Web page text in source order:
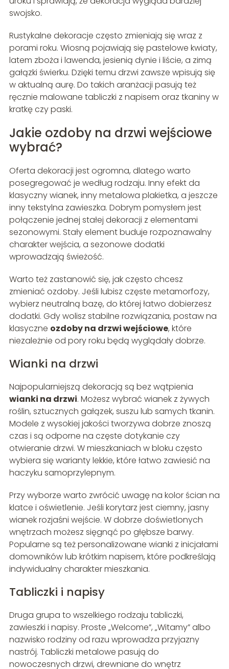
swojsko.
Rustykalne dekoracje często zmieniają się wraz z
porami roku. Wiosną pojawiają się pastelowe kwiaty,
latem zboża i lawenda, jesienią dynie i liście, a zimą
gałązki świerku. Dzięki temu drzwi zawsze wpisują się
w aktualną aurę. Do takich aranżacji pasują też
ręcznie malowane tabliczki z napisem oraz tkaniny w
kratkę czy paski.
Jakie ozdoby na drzwi wejściowe
wybrać?
Oferta dekoracji jest ogromna, dlatego warto
posegregować je według rodzaju. Inny efekt da
klasyczny wianek, inny metalowa plakietka, a jeszcze
inny tekstylna zawieszka. Dobrym pomysłem jest
połączenie jednej stałej dekoracji z elementami
sezonowymi. Stały element buduje rozpoznawalny
charakter wejścia, a sezonowe dodatki
wprowadzają świeżość.
Warto też zastanowić się, jak często chcesz
zmieniać ozdoby. Jeśli lubisz częste metamorfozy,
wybierz neutralną bazę, do której łatwo dobierzesz
dodatki. Gdy wolisz stabilne rozwiązania, postaw na
klasyczne ozdoby na drzwi wejściowe, które
niezależnie od pory roku będą wyglądały dobrze.
Wianki na drzwi
Najpopularniejszą dekoracją są bez wątpienia
wianki na drzwi. Możesz wybrać wianek z żywych
roślin, sztucznych gałązek, suszu lub samych tkanin.
Modele z wysokiej jakości tworzywa dobrze znoszą
czas i są odporne na częste dotykanie czy
otwieranie drzwi. W mieszkaniach w bloku często
wybiera się warianty lekkie, które łatwo zawiesić na
haczyku samoprzylepnym.
Przy wyborze warto zwrócić uwagę na kolor ścian na
klatce i oświetlenie. Jeśli korytarz jest ciemny, jasny
wianek rozjaśni wejście. W dobrze doświetlonych
wnętrzach możesz sięgnąć po głębsze barwy.
Popularne są też personalizowane wianki z inicjałami
domowników lub krótkim napisem, które podkreślają
indywidualny charakter mieszkania.
Tabliczki i napisy
Druga grupa to wszelkiego rodzaju tabliczki,
zawieszki i napisy. Proste „Welcome”, „Witamy” albo
nazwisko rodziny od razu wprowadza przyjazny
nastrój. Tabliczki metalowe pasują do
nowoczesnych drzwi, drewniane do wnętrz